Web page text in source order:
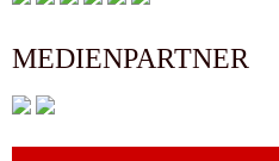
MEDIENPARTNER